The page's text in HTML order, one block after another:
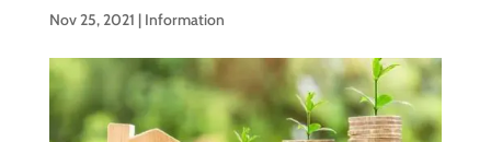
Nov 25, 2021 | Information